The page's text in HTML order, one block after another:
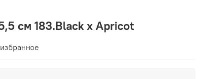
см 183.Black х Apricot